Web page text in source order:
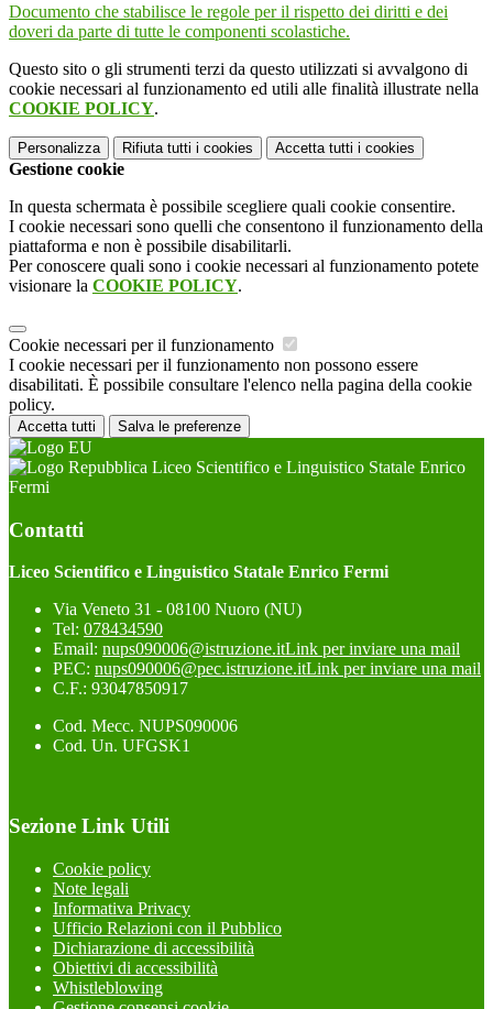
Documento che stabilisce le regole per il rispetto dei diritti e dei
doveri da parte di tutte le componenti scolastiche.
Questo sito o gli strumenti terzi da questo utilizzati si avvalgono di
cookie necessari al funzionamento ed utili alle finalità illustrate nella
COOKIE POLICY.
Personalizza Rifiuta tutti i cookies Accetta tutti i cookies
Gestione cookie
In questa schermata è possibile scegliere quali cookie consentire.
I cookie necessari sono quelli che consentono il funzionamento della
piattaforma e non è possibile disabilitarli.
Per conoscere quali sono i cookie necessari al funzionamento potete
visionare la COOKIE POLICY.
Cookie necessari per il funzionamento
I cookie necessari per il funzionamento non possono essere
disabilitati. È possibile consultare l'elenco nella pagina della cookie
policy.
Accetta tutti Salva le preferenze
Liceo Scientifico e Linguistico Statale Enrico
Fermi
Contatti
Liceo Scientifico e Linguistico Statale Enrico Fermi
Via Veneto 31 - 08100 Nuoro (NU)
Tel: 078434590
Email: nups090006@istruzione.itLink per inviare una mail
PEC: nups090006@pec.istruzione.itLink per inviare una mail
C.F.: 93047850917
Cod. Mecc. NUPS090006
Cod. Un. UFGSK1
Sezione Link Utili
Cookie policy
Note legali
Informativa Privacy
Ufficio Relazioni con il Pubblico
Dichiarazione di accessibilità
Obiettivi di accessibilità
Whistleblowing